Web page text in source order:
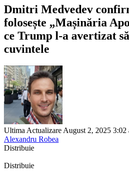
Dmitri Medvedev
folosește „Mașinăria
ce Trump l-a avertizat
cuvintele
Ultima Actualizare August 2, 2025 3:02
Alexandru Robea
Distribuie
Distribuie